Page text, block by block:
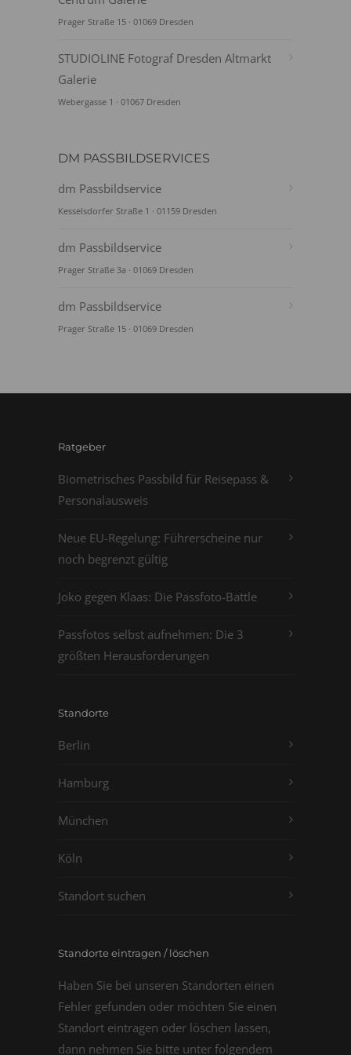
Prager Straße 15 · 01069 Dresden
STUDIOLINE Fotograf Dresden Altmarkt
Galerie
Webergasse 1 · 01067 Dresden
DM PASSBILDSERVICES
dm Passbildservice
Kesselsdorfer Straße 1 · 01159 Dresden
dm Passbildservice
Prager Straße 3a · 01069 Dresden
dm Passbildservice
Prager Straße 15 · 01069 Dresden
Ratgeber
Biometrisches Passbild für Reisepass &
Personalausweis
Neue EU-Regelung: Führerscheine nur
noch begrenzt gültig
Joko gegen Klaas: Die Passfoto-Battle
Passfotos selbst aufnehmen: Die 3
größten Herausforderungen
Standorte
Berlin
Hamburg
München
Köln
Standort suchen
Standorte eintragen / löschen
Haben Sie bei unseren Standorten einen
Fehler gefunden oder möchten Sie einen
Standort eintragen oder löschen lassen,
dann nehmen Sie bitte unter folgendem